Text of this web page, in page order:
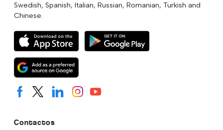
Swedish, Spanish, Italian, Russian, Romanian, Turkish and
Chinese.
Contactos